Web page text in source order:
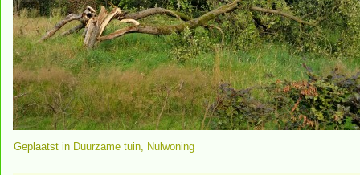
Geplaatst in Duurzame tuin, Nulwoning